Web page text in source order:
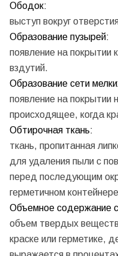
Ободок:
выступ вокруг
Образование пузырей:
появление на покрытии
вздутий.
Образование сети
появление на покрытии
происходящее, когда
Обтирочная ткань:
ткань, пропитанная
для удаления пыли с
перед последующим
герметичном
Объемное содержание
объем твердых
краске или герметике,